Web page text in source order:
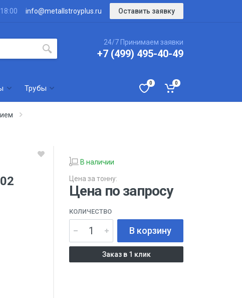
info@metallstroyplus.ru Оставить заявку
24/7 Принимаем заявки
+7 (499) 495-40-49
Трубы
0 0
В наличии
Цена за тонну:
Цена по запросу
КОЛИЧЕСТВО
В корзину
Заказ в 1 клик